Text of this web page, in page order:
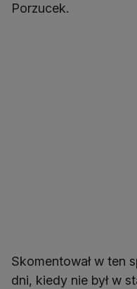
Porzucek.
Skomentował w ten
dni, kiedy nie był w